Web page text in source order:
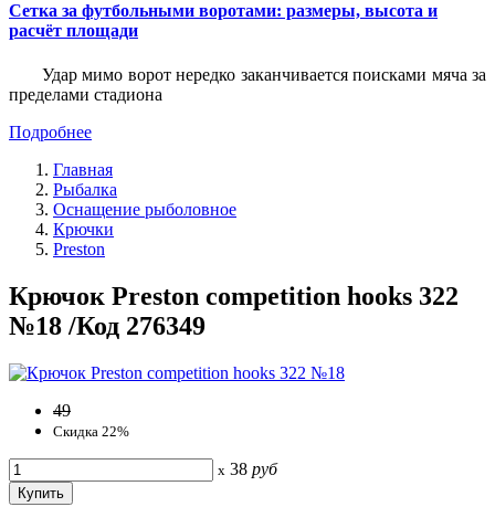
Сетка за футбольными воротами: размеры, высота и
расчёт площади
Удар мимо ворот нередко заканчивается поисками мяча за
пределами стадиона
Подробнее
Главная
Рыбалка
Оснащение рыболовное
Крючки
Preston
Крючок Preston competition hooks 322
№18 /Код 276349
49
Скидка 22%
x 38 руб